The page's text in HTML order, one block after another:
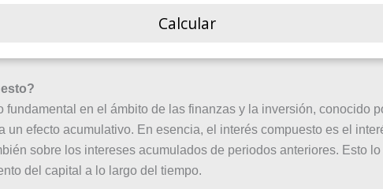
Calcular
fundamental en el ámbito de las finanzas y la inversión, conocido
un efecto acumulativo. En esencia, el interés compuesto es el
sobre los intereses acumulados de periodos anteriores. Esto
del capital a lo largo del tiempo.